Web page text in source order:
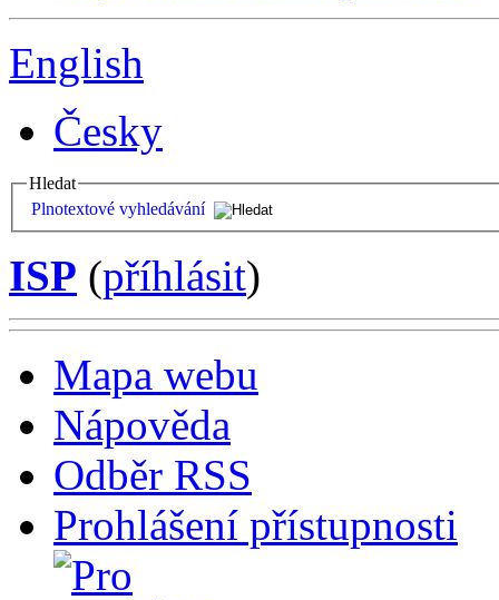
English
Česky
Hledat
Plnotextové vyhledávání
ISP (příhlásit)
Mapa webu
Nápověda
Odběr RSS
Prohlášení přístupnosti